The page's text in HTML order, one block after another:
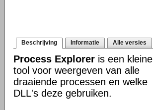
Beschrijving Informatie Alle versies
Process Explorer is een kleine
tool voor weergeven van alle
draaiende processen en welke
DLL's deze gebruiken.